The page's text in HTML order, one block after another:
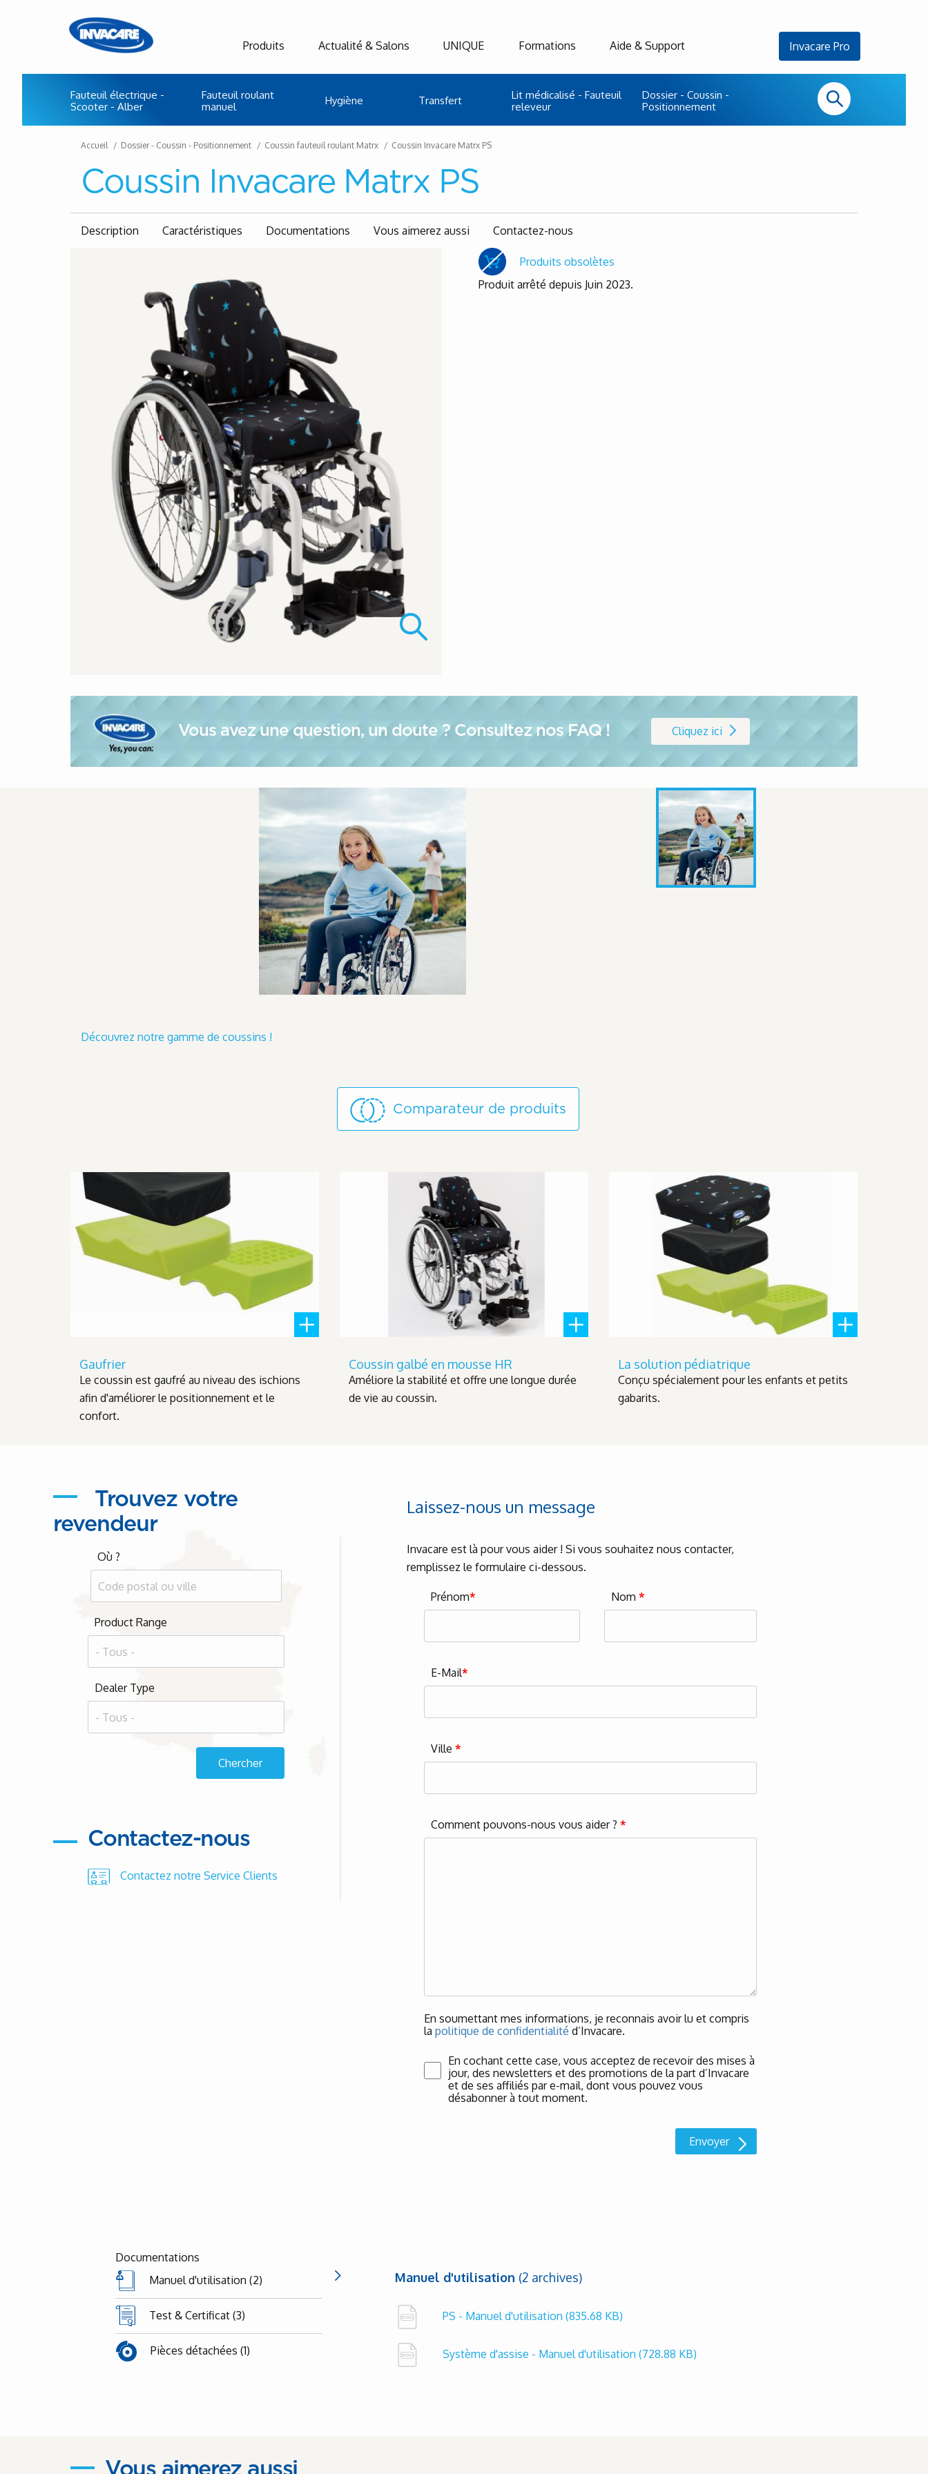
Produits
Fauteuil électrique -
Scooter - Alber
Fauteuil roulant
manuel
Hygiène Transfert
Lit médicalisé - Fauteuil
releveur
Dossier - Coussin -
Positionnement
Actualité & Salons UNIQUE Formations Aide & Support Invacare Pro
Accueil Dossier - Coussin - Positionnement Coussin fauteuil roulant Matrx Coussin Invacare Matrx PS
Coussin Invacare Matrx PS
Description Caractéristiques Documentations Vous aimerez aussi Contactez-nous
Produits obsolètes
Produit arrêté depuis Juin 2023.
Vous avez une question, un doute ? Consultez nos FAQ ! Cliquez ici
Découvrez notre gamme de coussins !
Comparateur de produits
Gaufrier
Le coussin est gaufré au niveau des ischions
afin d'améliorer le positionnement et le
confort.
Coussin galbé en mousse HR
Améliore la stabilité et offre une longue durée
de vie au coussin.
La solution pédiatrique
Conçu spécialement pour les enfants et petits
gabarits.
Trouvez votre
revendeur
Où ?
Product Range
Dealer Type
Contactez-nous
Contactez notre Service Clients
Laissez-nous un message
Invacare est là pour vous aider ! Si vous souhaitez nous contacter,
remplissez le formulaire ci-dessous.
Prénom* Nom*
E-Mail*
Ville*
Comment pouvons-nous vous aider ?*
En soumettant mes informations, je reconnais avoir lu et compris
lapolitique de confidentialité d’Invacare.
En cochant cette case, vous acceptez de recevoir des mises à
jour, des newsletters et des promotions de la part d’Invacare
et de ses affiliés par e-mail, dont vous pouvez vous
désabonner à tout moment.
Documentations
Manuel d'utilisation (2)
Manuel d'utilisation (2 archives)
PS - Manuel d'utilisation (835.68 KB)
Système d'assise - Manuel d'utilisation (728.88 KB)
Test & Certificat (3)
Pièces détachées (1)
Vous aimerez aussi